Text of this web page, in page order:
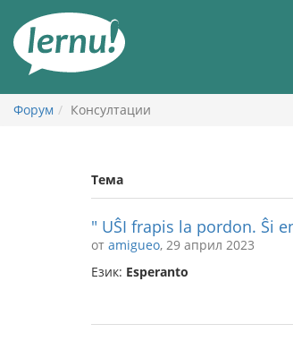
съдържанието
Форум Консултации
Тема
" UŜI frapis la pordon. Ŝi
от amigueo, 29 април 2023
Език: Esperanto